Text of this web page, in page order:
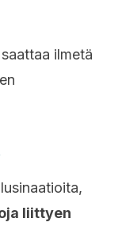
ilmetä
liittyen